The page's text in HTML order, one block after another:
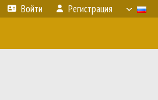
Войти Регистрация